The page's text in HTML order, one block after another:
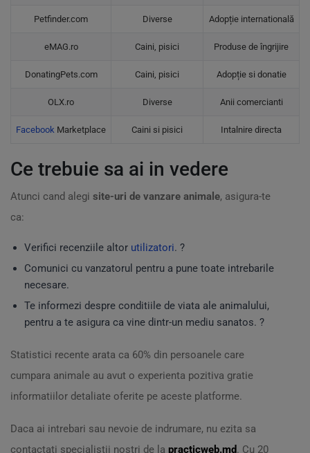
Petfinder.com Diverse Adopție internatională
eMAG.ro Caini, pisici Produse de îngrijire
DonatingPets.com Caini, pisici Adopție si donatie
OLX.ro Diverse Anii comercianti
Facebook Marketplace Caini si pisici Intalnire directa
Ce trebuie sa ai in vedere
Atunci cand alegi site-uri de vanzare animale, asigura-te
ca:
Verifici recenziile altor utilizatori. ?️
Comunici cu vanzatorul pentru a pune toate intrebarile
necesare.
Te informezi despre conditiile de viata ale animalului,
pentru a te asigura ca vine dintr-un mediu sanatos. ?
Statistici recente arata ca 60% din persoanele care
cumpara animale au avut o experienta pozitiva gratie
informatiilor detaliate oferite pe aceste platforme.
Daca ai intrebari sau nevoie de indrumare, nu ezita sa
contactati specialistii nostri de la practicweb.md. Cu 20